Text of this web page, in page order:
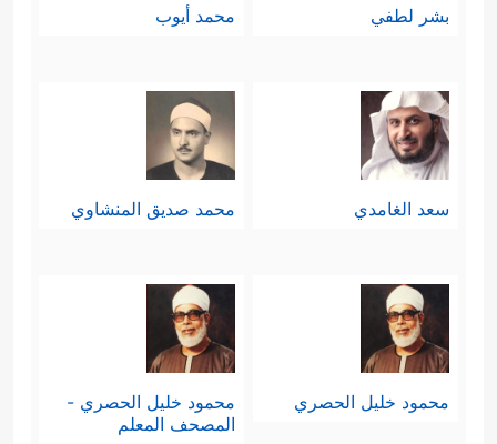
بشر لطفي محمد أيوب
سعد الغامدي محمد صديق المنشاوي
محمود خليل الحصري
محمود خليل الحصري -
المصحف المعلم